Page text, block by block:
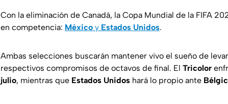
Con la eliminación de Canadá, la Copa Mundial de la FIFA
en competencia: México y Estados Unidos.
Ambas selecciones buscarán mantener vivo el sueño de
respectivos compromisos de octavos de final. El Tricolor
julio, mientras que Estados Unidos hará lo propio ante